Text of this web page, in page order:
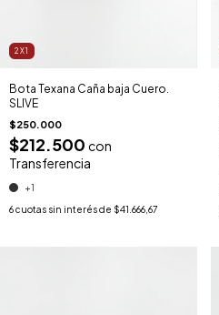
2X1
Bota Texana Caña baja Cuero.
SLIVE
$250.000
$212.500 con
Transferencia
+1
6cuotas sin interés de $41.666,67